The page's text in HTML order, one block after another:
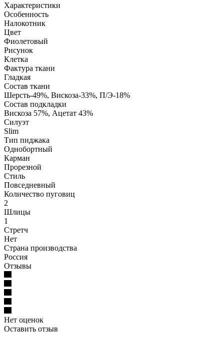
Характеристики
Особенность
Налокотник
Цвет
Фиолетовый
Рисунок
Клетка
Фактура ткани
Гладкая
Состав ткани
Шерсть-49%, Вискоза-33%, П/Э-18%
Состав подкладки
Вискоза 57%, Ацетат 43%
Силуэт
Slim
Тип пиджака
Однобортный
Карман
Прорезной
Стиль
Повседневный
Количество пуговиц
2
Шлицы
1
Стретч
Нет
Страна производства
Россия
Отзывы
Нет оценок
Оставить отзыв